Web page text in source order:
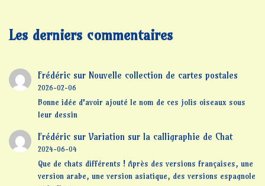
Les derniers commentaires
Frédéricsur Nouvelle collection de cartes postales
2026-02-06
Bonne idée d'avoir ajouté le nom de ces jolis oiseaux sous
leur dessin
Frédéricsur Variation sur la calligraphie de Chat
2024-06-04
Que de chats différents ! Après des versions françaises, une
version arabe, une version asiatique, des versions espagnole